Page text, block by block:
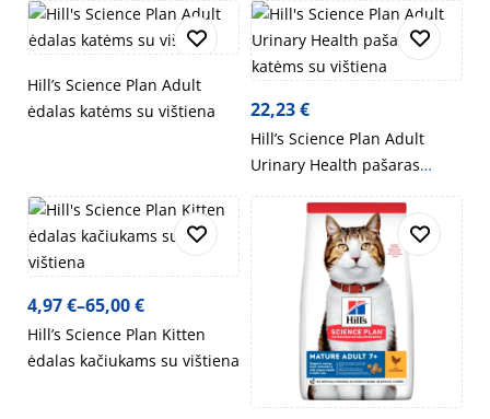
Hill’s Science Plan Adult
ėdalas katėms su vištiena
22,23€
Hill’s Science Plan Adult
Urinary Health pašaras
katėms su vištiena
4,97€–65,00€
Hill’s Science Plan Kitten
ėdalas kačiukams su vištiena